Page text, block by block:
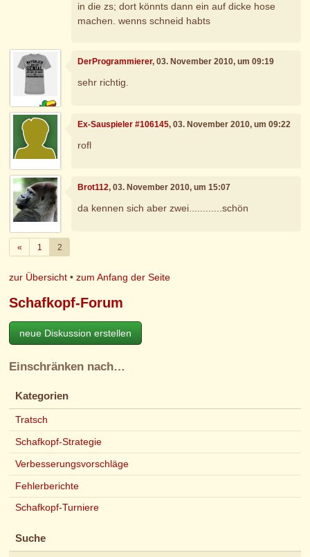
in die zs; dort könnts dann ein auf dicke hose
machen. wenns schneid habts
DerProgrammierer, 03. November 2010, um 09:19
sehr richtig.
Ex-Sauspieler #106145, 03. November 2010, um 09:22
rofl
Brot112, 03. November 2010, um 15:07
da kennen sich aber zwei............schön
«Zurück
1 2
zur Übersicht •zum Anfang der Seite
Schafkopf-Forum
neue Diskussion erstellen
Einschränken nach…
Kategorien
Tratsch
Schafkopf-Strategie
Verbesserungsvorschläge
Fehlerberichte
Schafkopf-Turniere
Suche